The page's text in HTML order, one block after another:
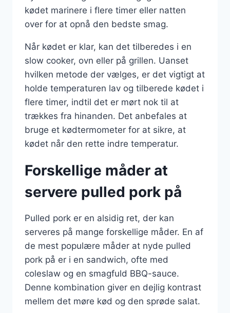
kødet marinere i flere timer eller natten
over for at opnå den bedste smag.
Når kødet er klar, kan det tilberedes i en
slow cooker, ovn eller på grillen. Uanset
hvilken metode der vælges, er det vigtigt at
holde temperaturen lav og tilberede kødet i
flere timer, indtil det er mørt nok til at
trækkes fra hinanden. Det anbefales at
bruge et kødtermometer for at sikre, at
kødet når den rette indre temperatur.
Forskellige måder at
servere pulled pork på
Pulled pork er en alsidig ret, der kan
serveres på mange forskellige måder. En af
de mest populære måder at nyde pulled
pork på er i en sandwich, ofte med
coleslaw og en smagfuld BBQ-sauce.
Denne kombination giver en dejlig kontrast
mellem det møre kød og den sprøde salat.